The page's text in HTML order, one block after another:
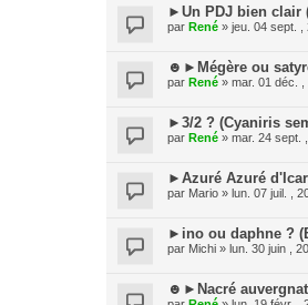
►Un PDJ bien clair
par René » jeu. 04 sept. ,
☻►Mégère ou
par René » mar. 01 déc. ,
►3/2 ? (Cyaniris
par René » mar. 24 sept.
►Azuré Azuré
par Mario » lun. 07 juil. ,
►ino ou daphne ?
par Michi » lun. 30 juin ,
☻►Nacré